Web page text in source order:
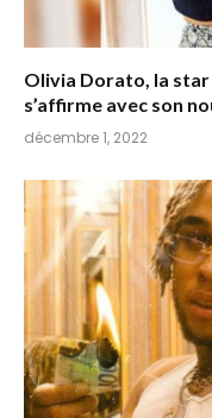
Olivia Dorato, la
s’affirme avec son
décembre 1, 2022